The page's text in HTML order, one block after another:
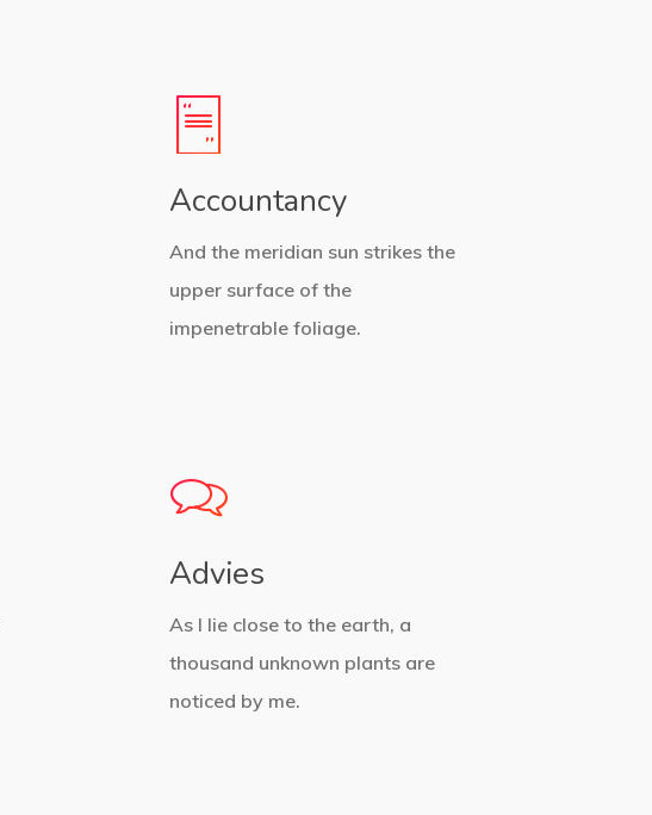
Accountancy
And the meridian sun strikes the
upper surface of the
impenetrable foliage.
Advies
As I lie close to the earth, a
thousand unknown plants are
noticed by me.